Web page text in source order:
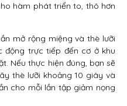
hàm phát triển to, thô hơn
mở rộng miệng và thè lưỡi
trực tiếp đến cơ ở khu
Nếu thực hiện đúng, bạn sẽ
thè lưỡi khoảng 10 giây và
cho mỗi lần tập giảm nọng